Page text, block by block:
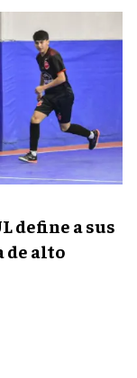
define a sus
de alto